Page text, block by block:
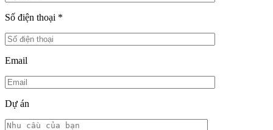
Số điện thoại *
Email
Dự án